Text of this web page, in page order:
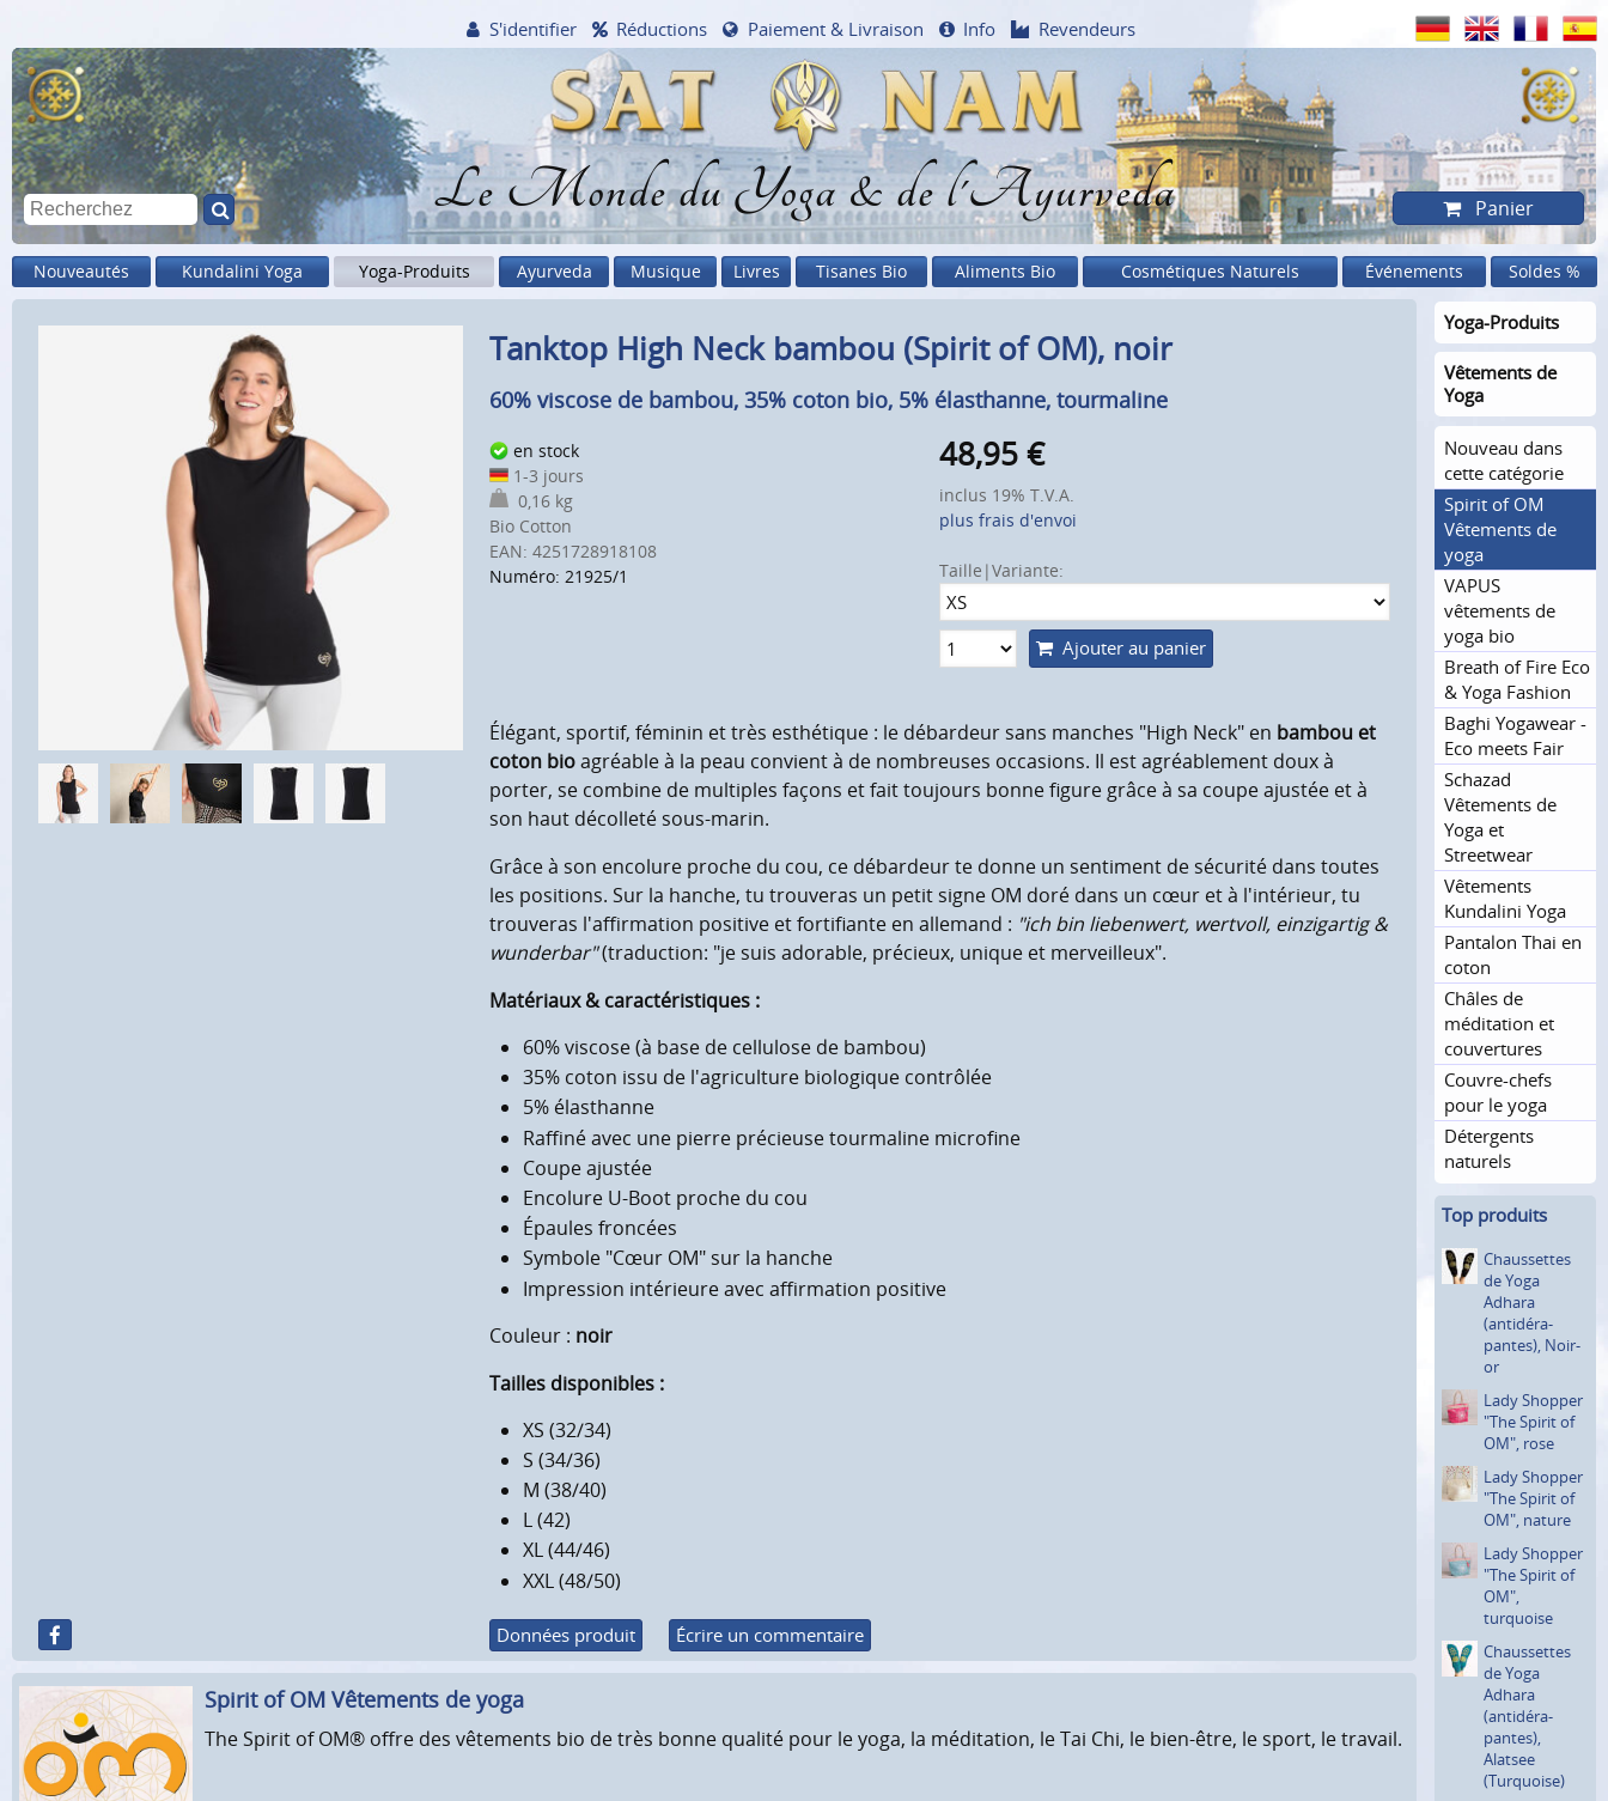
Le Monde du Yoga & de l'Ayurveda
S'identifier Réductions Paiement & Livraison Info Revendeurs
Panier
Nouveautés Kundalini Yoga Yoga-Produits Ayurveda Musique Livres Tisanes Bio Aliments Bio Cosmétiques Naturels Événements Soldes %
Tanktop High Neck bambou (Spirit of OM), noir
60% viscose de bambou, 35% coton bio, 5% élasthanne, tourmaline
en stock
1-3 jours
0,16 kg
Bio Cotton
EAN: 4251728918108
Numéro: 21925/1
48,95€
inclus 19% T.V.A.
plus frais d'envoi
Taille|Variante:
Ajouter au panier
Élégant, sportif, féminin et très esthétique : le débardeur sans manches "High Neck" en bambou et
coton bioagréable à la peau convient à de nombreuses occasions. Il est agréablement doux à
porter, se combine de multiples façons et fait toujours bonne figure grâce à sa coupe ajustée et à
son haut décolleté sous-marin.
Grâce à son encolure proche du cou, ce débardeur te donne un sentiment de sécurité dans toutes
les positions. Sur la hanche, tu trouveras un petit signe OM doré dans un cœur et à l'intérieur, tu
trouveras l'affirmation positive et fortifiante en allemand : "ich bin liebenwert, wertvoll, einzigartig &
wunderbar"(traduction: "je suis adorable, précieux, unique et merveilleux".
Matériaux & caractéristiques :
60% viscose (à base de cellulose de bambou)
35% coton issu de l'agriculture biologique contrôlée
5% élasthanne
Raffiné avec une pierre précieuse tourmaline microfine
Coupe ajustée
Encolure U-Boot proche du cou
Épaules froncées
Symbole "Cœur OM" sur la hanche
Impression intérieure avec affirmation positive
Couleur : noir
Tailles disponibles :
XS (32/34)
S (34/36)
M (38/40)
L (42)
XL (44/46)
XXL (48/50)
Données produit Écrire un commentaire
Spirit of OM Vêtements de yoga
The Spirit of OM® offre des vêtements bio de très bonne qualité pour le yoga, la méditation, le Tai Chi, le bien-être, le sport, le travail.
Yoga-Produits
Vêtements de
Yoga
Nouveau dans
cette catégorie
Spirit of OM
Vêtements de
yoga
VAPUS
vêtements de
yoga bio
Breath of Fire Eco
& Yoga Fashion
Baghi Yogawear -
Eco meets Fair
Schazad
Vêtements de
Yoga et
Streetwear
Vêtements
Kundalini Yoga
Pantalon Thai en
coton
Châles de
méditation et
couvertures
Couvre-chefs
pour le yoga
Détergents
naturels
Top produits
Chausset­tes
de Yoga
Adhara
(antidéra­
pantes), Noir-
or
Lady Shopper
"The Spirit of
OM", rose
Lady Shopper
"The Spirit of
OM", nature
Lady Shopper
"The Spirit of
OM",
turquoise
Chausset­tes
de Yoga
Adhara
(antidéra­
pantes),
Alatsee
(Turquoi­se)